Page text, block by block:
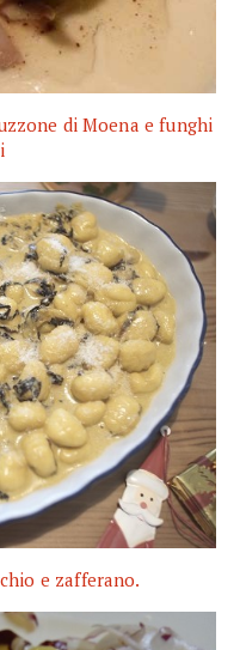
di Moena e funghi
e zafferano.